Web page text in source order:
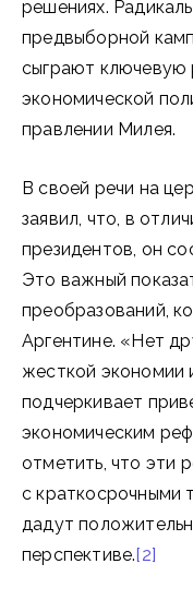
решениях.
предвыборной
сыграют ключевую
экономической
правлении Милея.
В своей речи на
заявил, что, в
президентов, он
Это важный
преобразований,
Аргентине. «Нет
жесткой экономии
подчеркивает
экономическим
отметить, что эти
с краткосрочными
дадут
перспективе.[2]